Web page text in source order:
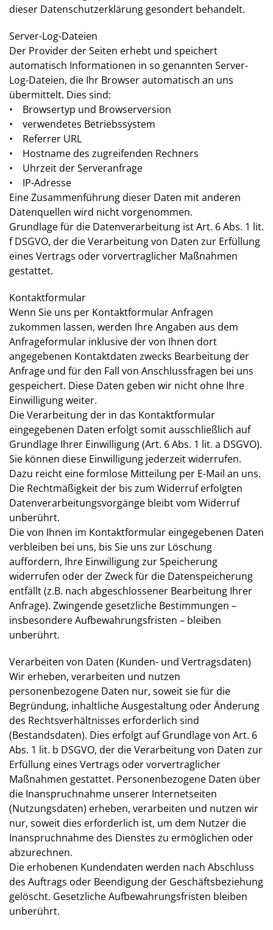
dieser Datenschutzerklärung gesondert behandelt.
Server-Log-Dateien
Der Provider der Seiten erhebt und speichert
automatisch Informationen in so genannten Server-
Log-Dateien, die Ihr Browser automatisch an uns
übermittelt. Dies sind:
• Browsertyp und Browserversion
• verwendetes Betriebssystem
• Referrer URL
• Hostname des zugreifenden Rechners
• Uhrzeit der Serveranfrage
• IP-Adresse
Eine Zusammenführung dieser Daten mit anderen
Datenquellen wird nicht vorgenommen.
Grundlage für die Datenverarbeitung ist Art. 6 Abs. 1 lit.
f DSGVO, der die Verarbeitung von Daten zur Erfüllung
eines Vertrags oder vorvertraglicher Maßnahmen
gestattet.
Kontaktformular
Wenn Sie uns per Kontaktformular Anfragen
zukommen lassen, werden Ihre Angaben aus dem
Anfrageformular inklusive der von Ihnen dort
angegebenen Kontaktdaten zwecks Bearbeitung der
Anfrage und für den Fall von Anschlussfragen bei uns
gespeichert. Diese Daten geben wir nicht ohne Ihre
Einwilligung weiter.
Die Verarbeitung der in das Kontaktformular
eingegebenen Daten erfolgt somit ausschließlich auf
Grundlage Ihrer Einwilligung (Art. 6 Abs. 1 lit. a DSGVO).
Sie können diese Einwilligung jederzeit widerrufen.
Dazu reicht eine formlose Mitteilung per E-Mail an uns.
Die Rechtmäßigkeit der bis zum Widerruf erfolgten
Datenverarbeitungsvorgänge bleibt vom Widerruf
unberührt.
Die von Ihnen im Kontaktformular eingegebenen Daten
verbleiben bei uns, bis Sie uns zur Löschung
auffordern, Ihre Einwilligung zur Speicherung
widerrufen oder der Zweck für die Datenspeicherung
entfällt (z.B. nach abgeschlossener Bearbeitung Ihrer
Anfrage). Zwingende gesetzliche Bestimmungen –
insbesondere Aufbewahrungsfristen – bleiben
unberührt.
Verarbeiten von Daten (Kunden- und Vertragsdaten)
Wir erheben, verarbeiten und nutzen
personenbezogene Daten nur, soweit sie für die
Begründung, inhaltliche Ausgestaltung oder Änderung
des Rechtsverhältnisses erforderlich sind
(Bestandsdaten). Dies erfolgt auf Grundlage von Art. 6
Abs. 1 lit. b DSGVO, der die Verarbeitung von Daten zur
Erfüllung eines Vertrags oder vorvertraglicher
Maßnahmen gestattet. Personenbezogene Daten über
die Inanspruchnahme unserer Internetseiten
(Nutzungsdaten) erheben, verarbeiten und nutzen wir
nur, soweit dies erforderlich ist, um dem Nutzer die
Inanspruchnahme des Dienstes zu ermöglichen oder
abzurechnen.
Die erhobenen Kundendaten werden nach Abschluss
des Auftrags oder Beendigung der Geschäftsbeziehung
gelöscht. Gesetzliche Aufbewahrungsfristen bleiben
unberührt.